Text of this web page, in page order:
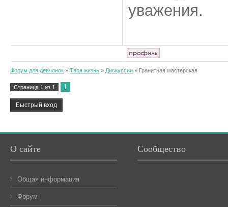
уважения.
Форум для девчонок » Твоя жизнь » Дискуссии » Гранитная мастерская
Страница 1 из 1 1
О сайте
Общая информация
Форум
Сообщество